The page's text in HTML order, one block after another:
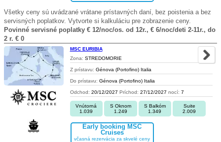
Všetky ceny sú uvádzané vrátane prístavných daní, bez poistenia a bez
servisných poplatkov. Vytvorte si kalkuláciu pre zobrazenie ceny.
Povinné servisné poplatky € 12/noc/os. od 12r., € 6/noc/deti 2-11r., do
2 r. € 0
MSC EURIBIA
Zona: STREDOMORIE
Z prístavu: Génova (Portofino) Italia
Do prístavu: Génova (Portofino) Italia
Odchod: 20/12/2027 Príchod: 27/12/2027 nocí: 7
Vnútorná
1.039
S Oknom
1.249
S Balkóm
1.349
Suite
2.009
Early booking MSC
Cruises
včasná rezervácia za skvelé ceny